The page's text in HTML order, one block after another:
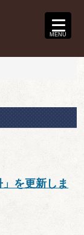
MENU
」を更新しま